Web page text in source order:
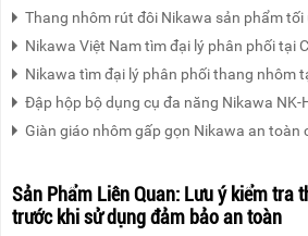
Thang nhôm rút đôi Nikawa sản phẩm tối
Nikawa Việt Nam tìm đại lý phân phối tại
Nikawa tìm đại lý phân phối thang nhôm
Đập hộp bộ dụng cụ đa năng Nikawa NK-
Giàn giáo nhôm gấp gọn Nikawa an toàn
Sản Phẩm Liên Quan: Lưu ý kiểm tra
trước khi sử dụng đảm bảo an toàn